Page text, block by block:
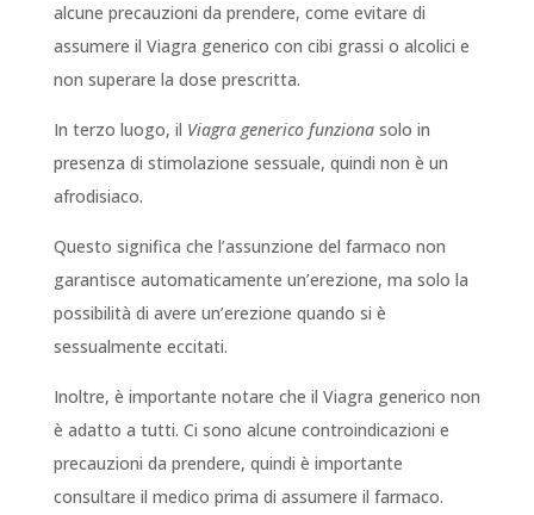
alcune precauzioni da prendere, come evitare di
assumere il Viagra generico con cibi grassi o alcolici e
non superare la dose prescritta.
In terzo luogo, il Viagra generico funzionasolo in
presenza di stimolazione sessuale, quindi non è un
afrodisiaco.
Questo significa che l’assunzione del farmaco non
garantisce automaticamente un’erezione, ma solo la
possibilità di avere un’erezione quando si è
sessualmente eccitati.
Inoltre, è importante notare che il Viagra generico non
è adatto a tutti. Ci sono alcune controindicazioni e
precauzioni da prendere, quindi è importante
consultare il medico prima di assumere il farmaco.